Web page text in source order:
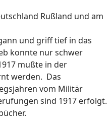
Rußland und am
und griff tief in das
konnte nur schwer
mußte in der
werden. Das
vom Militär
sind 1917 erfolgt.